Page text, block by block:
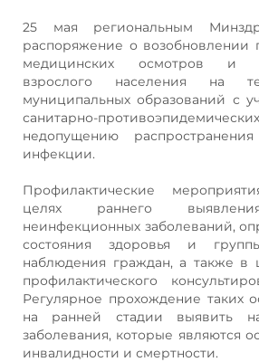
25 мая региональным
распоряжение о возобновлении
медицинских осмотров и
взрослого населения на
муниципальных образований с
санитарно-
недопущению
инфекции.
Профилактические
целях раннего
неинфекционных заболеваний,
состояния здоровья и
наблюдения граждан, а также в
профилактического
Регулярное прохождение таких
на ранней стадии выявить
заболевания, которые являются
инвалидности и смертности.